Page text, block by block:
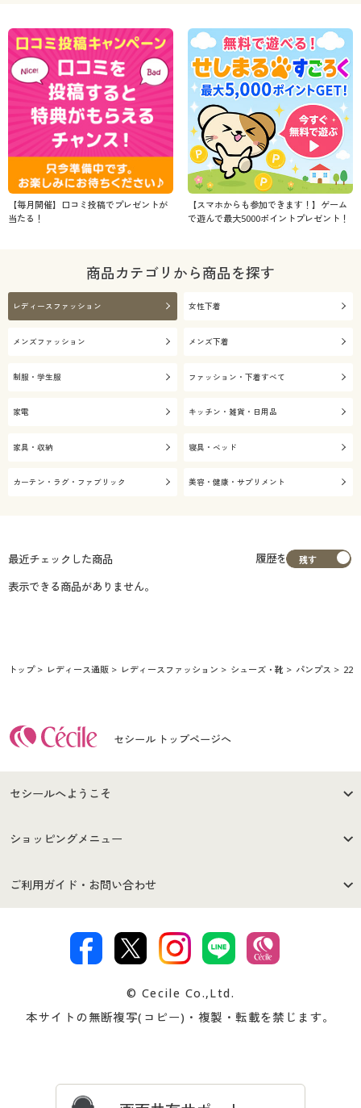
【毎月開催】口コミ投稿でプレゼントが
当たる！
【スマホからも参加できます！】ゲーム
で遊んで最大5000ポイントプレゼント！
商品カテゴリから商品を探す
レディースファッション 女性下着
メンズファッション メンズ下着
制服・学生服 ファッション・下着すべて
家電 キッチン・雑貨・日用品
家具・収納 寝具・ベッド
カーテン・ラグ・ファブリック 美容・健康・サプリメント
最近チェックした商品
履歴を
表示できる商品がありません。
トップ レディース通販 レディースファッション シューズ・靴 パンプス
セシール トップページへ
セシールへようこそ
はじめての方へ
セシールご利用規約
著作権・商標について 会社案内
ショッピングメニュー
商品カテゴリ
プレゼント＆キャンペーン サイトマップ
ご利用ガイド・お問い合わせ
交換・返品は お支払は
ついて
忘れの場合
© Cecile Co.,Ltd.
本サイトの無断複写(コピー)・複製・転載を禁じます。